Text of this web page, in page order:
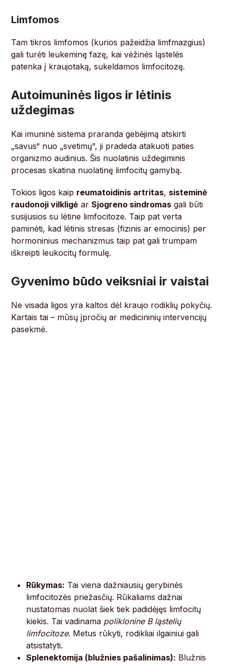
Limfomos
Tam tikros limfomos (kurios pažeidžia limfmazgius)
gali turėti leukeminę fazę, kai vėžinės ląstelės
patenka į kraujotaką, sukeldamos limfocitozę.
Autoimuninės ligos ir lėtinis
uždegimas
Kai imuninė sistema praranda gebėjimą atskirti
„savus“ nuo „svetimų“, ji pradeda atakuoti paties
organizmo audinius. Šis nuolatinis uždegiminis
procesas skatina nuolatinę limfocitų gamybą.
Tokios ligos kaip reumatoidinis artritas, sisteminė
raudonoji vilkligė arSjogreno sindromas gali būti
susijusios su lėtine limfocitoze. Taip pat verta
paminėti, kad lėtinis stresas (fizinis ar emocinis) per
hormoninius mechanizmus taip pat gali trumpam
iškreipti leukocitų formulę.
Gyvenimo būdo veiksniai ir vaistai
Ne visada ligos yra kaltos dėl kraujo rodiklių pokyčių.
Kartais tai – mūsų įpročių ar medicininių intervencijų
pasekmė.
Rūkymas: Tai viena dažniausių gerybinės
limfocitozės priežasčių. Rūkaliams dažnai
nustatomas nuolat šiek tiek padidėjęs limfocitų
kiekis. Tai vadinama poliklonine B ląstelių
limfocitoze. Metus rūkyti, rodikliai ilgainiui gali
atsistatyti.
Splenektomija (blužnies pašalinimas): Blužnis